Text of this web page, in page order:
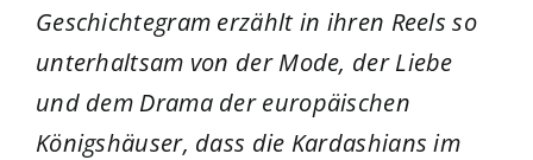
Geschichtegram erzählt in ihren Reels so
unterhaltsam von der Mode, der Liebe
und dem Drama der europäischen
Königshäuser, dass die Kardashians im